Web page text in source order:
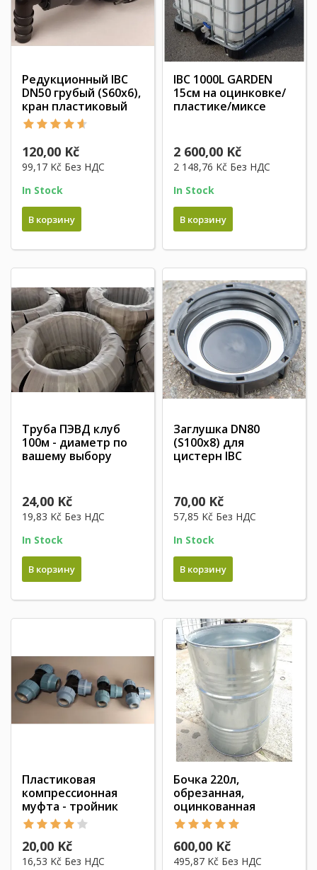
Редукционный IBC
DN50 грубый (S60x6),
кран пластиковый
120,00 Kč
99,17 Kč Без НДС
In Stock
В корзину
IBC 1000L GARDEN
15см на оцинковке/
пластике/миксе
2 600,00 Kč
2 148,76 Kč Без НДС
In Stock
В корзину
Труба ПЭВД клуб
100м - диаметр по
вашему выбору
24,00 Kč
19,83 Kč Без НДС
In Stock
В корзину
Заглушка DN80
(S100x8) для
цистерн IBC
70,00 Kč
57,85 Kč Без НДС
In Stock
В корзину
Пластиковая
компрессионная
муфта - тройник
20,00 Kč
16,53 Kč Без НДС
Бочка 220л,
обрезанная,
оцинкованная
600,00 Kč
495,87 Kč Без НДС